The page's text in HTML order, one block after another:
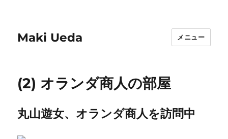
Maki Ueda メニュー
(2) オランダ商人の部屋
丸山遊女、オランダ商人を訪問中